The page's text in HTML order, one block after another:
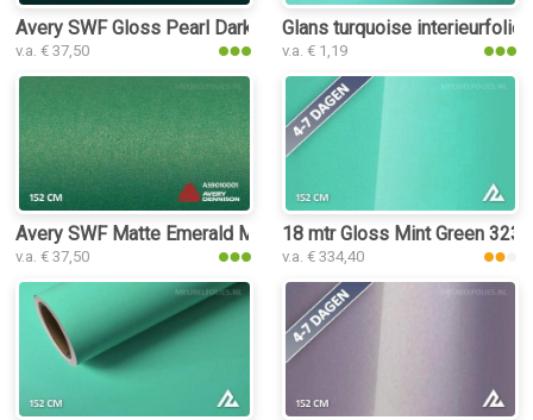
Avery SWF Gloss Pearl Dark Green interieurfolie
v.a. € 37,50
Glans turquoise interieurfolie
v.a. € 1,19
Avery SWF Matte Emerald Metallic interieurfolie
v.a. € 37,50
18 mtr Gloss Mint Green
v.a. € 334,40